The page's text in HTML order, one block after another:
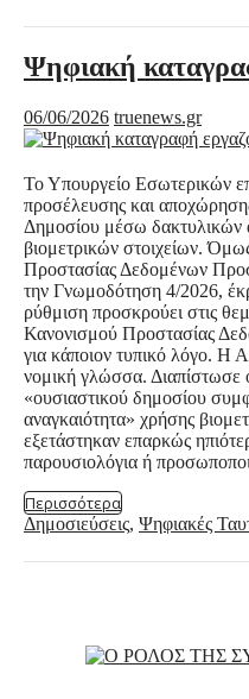
Ψηφιακή
06/06/2026 truenews.gr
Το Υπουργείο Εσωτερικών
προσέλευσης και
Δημοσίου μέσω
βιομετρικών στοιχείων.
Προστασίας Δεδομένων
την Γνωμοδότηση 4/2026,
ρύθμιση προσκρούει στις
Κανονισμού Προστασίας
για κάποιον τυπικό λόγο. Η
νομική γλώσσα. Διαπίστωσε
«ουσιαστικού δημοσίου
αναγκαιότητα» χρήσης
εξετάστηκαν επαρκώς
παρουσιολόγια ή
Περισσότερα
Δημοσιεύσεις, Ψηφιακές